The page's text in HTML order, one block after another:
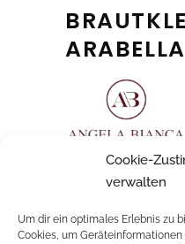
Cookie-
verwalten
Um dir ein optimales Erlebnis zu
Cookies, um
ARABELLA
Fließendes
Ärmeln